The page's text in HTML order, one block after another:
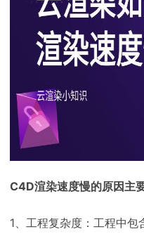
登录
C4D渲染速度慢的原因主
1、工程复杂度：工程中